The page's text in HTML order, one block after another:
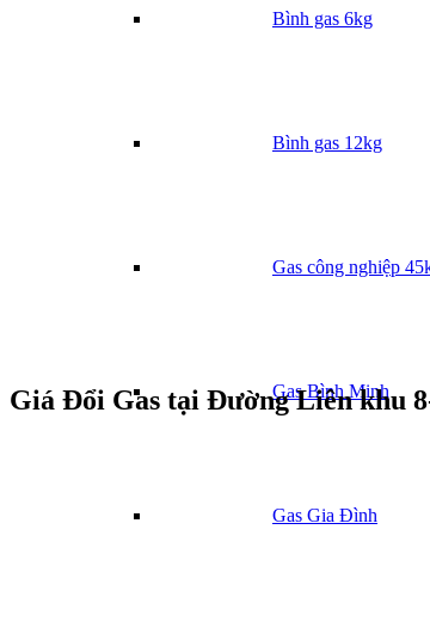
Bình gas 6kg
Bình gas 12kg
Gas công nghiệp
Gas Bình Minh
Gas Gia Đình
Giá Đổi Gas tại Đường Liên khu